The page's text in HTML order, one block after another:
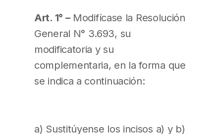
Art. 1° –Modifícase la Resolución
General N° 3.693, su
modificatoria y su
complementaria, en la forma que
se indica a continuación:
a) Sustitúyense los incisos a) y b)